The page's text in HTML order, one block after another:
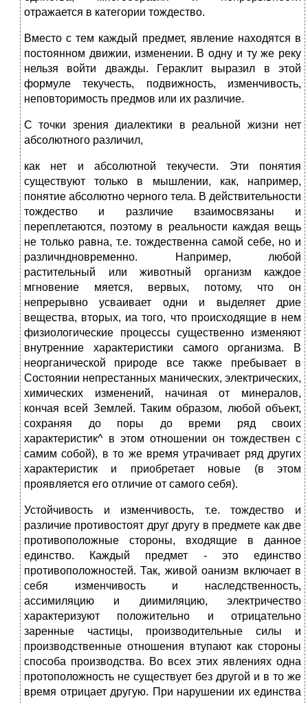
отражается в категории тождество.
Вместо с тем каждый предмет, явление находятся в
постоянном движии, изменении. В одну и ту же реку
нельзя войти дважды. Гераклит выразил в этой
формуле текучесть, подвижность, изменчивость,
неповторимость предмов или их различие.
С точки зрения диалектики в реальной жизни нет
абсолютного различил,
как нет и абсолютной текучести. Эти понятия
существуют только в мышлении, как, например,
понятие абсолютно черного тела. В действительности
тождество и различие взаимосвязаны и
переплетаются, поэтому в реальности каждая вещь
не только равна, т.е. тождественна самой себе, но и
различндновременно. Например, любой
растительный или животный организм каждое
мгновение мяется, вервых, потому, что он
непрерывно усваивает одни и выделяет дрие
вещества, вторых, иа того, что происходящие в нем
физиологические процессы существенно изменяют
внутренние характеристики самого организма. В
неорганической природе все также пребывает в
Состоянии непрестанных манических, электрических,
химических изменений, начиная от минералов,
кончая всей Землей. Таким образом, любой объект,
сохраняя до поры до времи ряд своих
характеристик^ в этом отношении он тождествен с
самим собой), в то же время утрачивает ряд других
характеристик и приобретает новые (в этом
проявляется его отличие от самого себя).
Устойчивость и изменчивость, т.е. тождество и
различие противостоят друг другу в предмете как две
противоположные стороны, входящие в данное
единство. Каждый предмет - это единство
противоположностей. Так, живой оанизм включает в
себя изменчивость и наследственность,
ассимиляцию и диимиляцию, электричество
характеризуют положительно и отрицательно
заренные частицы, производительные силы и
производственные отношения втупают как стороны
способа производства. Во всех этих явлениях одна
протоположность не существует без другой и в то же
время отрицает другую. При нарушении их единства